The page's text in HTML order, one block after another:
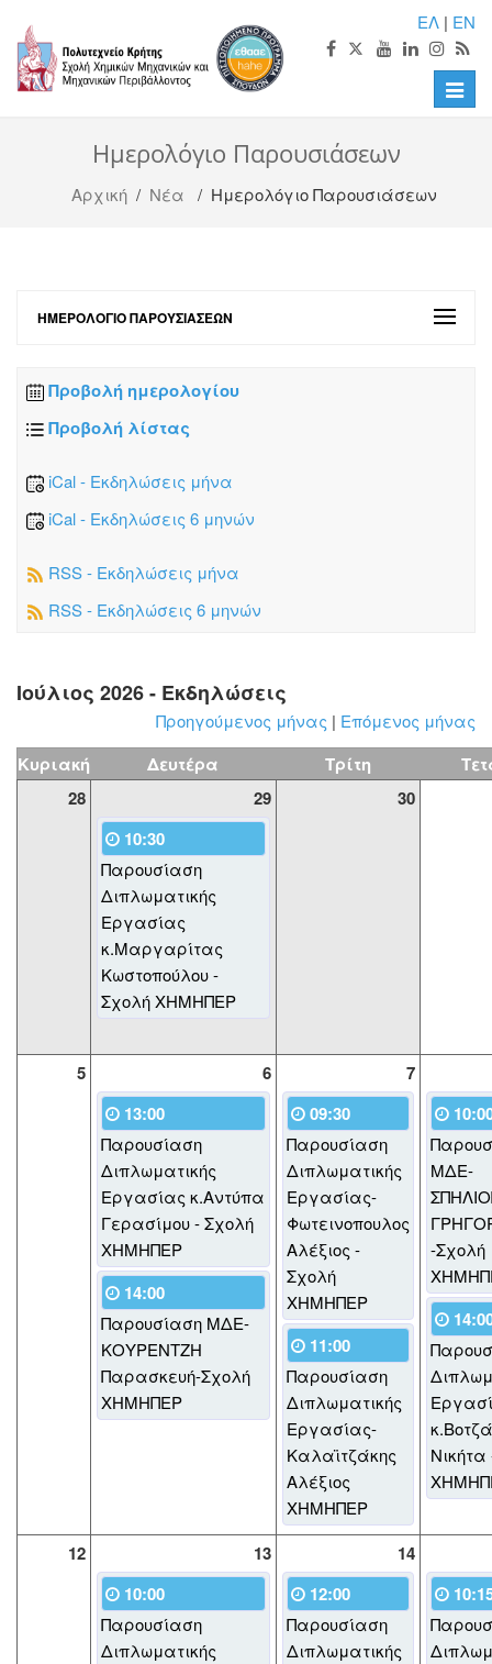
ΕΛ | EN
Toggle
Ημερολόγιο Παρουσιάσεων
Αρχική / Νέα / Ημερολόγιο Παρουσιάσεων
ΗΜΕΡΟΛΌΓΙΟ ΠΑΡΟΥΣΙΆΣΕΩΝ
Προβολή ημερολογίου
Προβολή λίστας
iCal - Εκδηλώσεις μήνα
iCal - Εκδηλώσεις 6 μηνών
RSS - Εκδηλώσεις μήνα
RSS - Εκδηλώσεις 6 μηνών
Ιούλιος 2026 - Εκδηλώσεις
Προηγούμενος μήνας | Επόμενος μήνας
Κυριακή Δευτέρα Τρίτη
28
29
30
10:30
Παρουσίαση
Διπλωματικής
Εργασίας
κ.Μαργαρίτας
Κωστοπούλου -
Σχολή ΧΗΜΗΠΕΡ
5 6
7
13:00
Παρουσίαση
Διπλωματικής
Εργασίας κ.Αντύπα
Γερασίμου - Σχολή
ΧΗΜΗΠΕΡ
14:00
Παρουσίαση ΜΔΕ-
ΚΟΥΡΕΝΤΖΗ
Παρασκευή-Σχολή
ΧΗΜΗΠΕΡ
09:30
Παρουσίαση
Διπλωματικής
Εργασίας-
Φωτεινοπουλος
Αλέξιος -
Σχολή
ΧΗΜΗΠΕΡ
11:00
Παρουσίαση
Διπλωματικής
Εργασίας-
Καλαϊτζάκης
Αλέξιος
ΧΗΜΗΠΕΡ
ΜΔΕ-
-Σχολή
12 13
14
10:00
Παρουσίαση
Διπλωματικής
12:00
Παρουσίαση
Διπλωματικής